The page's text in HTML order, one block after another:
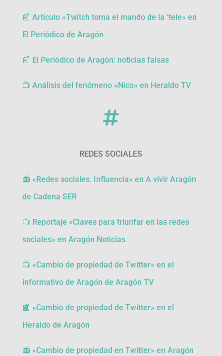
📰 Artículo «Twitch toma el mando de la ‘tele» en
El Periódico de Aragón
📰 El Periódico de Aragón: noticias falsas
📺 Análisis del fenómeno «Nico» en Heraldo TV

REDES SOCIALES
📻«Redes sociales. Influencia» en A vivir Aragón
de Cadena SER
📺 Reportaje «Claves para triunfar en las redes
sociales» en Aragón Noticias
📺 «Cambio de propiedad de Twitter» en el
informativo de Aragón de Aragón TV
📰 «Cambio de propiedad de Twitter» en el
Heraldo de Aragón
📻 «Cambio de propiedad en Twitter» en Aragón